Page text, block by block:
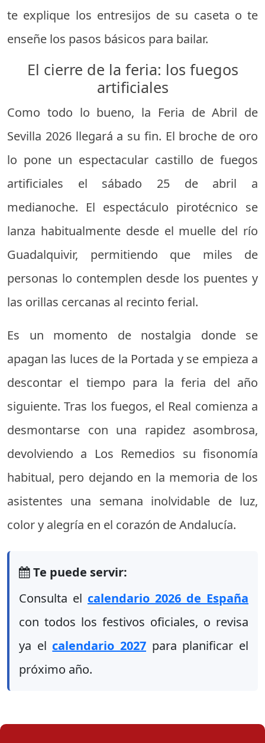
te explique los entresijos de su caseta o te
enseñe los pasos básicos para bailar.
El cierre de la feria: los fuegos
artificiales
Como todo lo bueno, la Feria de Abril de
Sevilla 2026 llegará a su fin. El broche de oro
lo pone un espectacular castillo de fuegos
artificiales el sábado 25 de abril a
medianoche. El espectáculo pirotécnico se
lanza habitualmente desde el muelle del río
Guadalquivir, permitiendo que miles de
personas lo contemplen desde los puentes y
las orillas cercanas al recinto ferial.
Es un momento de nostalgia donde se
apagan las luces de la Portada y se empieza a
descontar el tiempo para la feria del año
siguiente. Tras los fuegos, el Real comienza a
desmontarse con una rapidez asombrosa,
devolviendo a Los Remedios su fisonomía
habitual, pero dejando en la memoria de los
asistentes una semana inolvidable de luz,
color y alegría en el corazón de Andalucía.
Te puede servir:
Consulta el calendario 2026 de España
con todos los festivos oficiales, o revisa
ya el calendario 2027 para planificar el
próximo año.